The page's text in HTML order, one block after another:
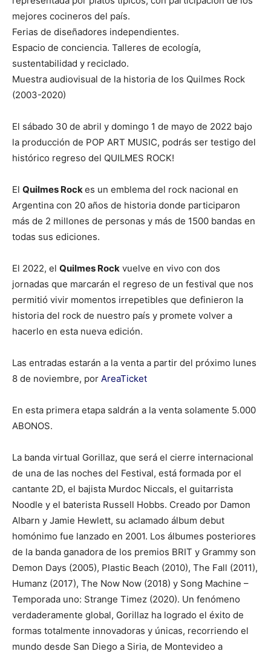
mejores cocineros del país.
Ferias de diseñadores independientes.
Espacio de conciencia. Talleres de ecología,
sustentabilidad y reciclado.
Muestra audiovisual de la historia de los Quilmes Rock
(2003-2020)
El sábado 30 de abril y domingo 1 de mayo de 2022 bajo
la producción de POP ART MUSIC, podrás ser testigo del
histórico regreso del QUILMES ROCK!
El Quilmes Rockes un emblema del rock nacional en
Argentina con 20 años de historia donde participaron
más de 2 millones de personas y más de 1500 bandas en
todas sus ediciones.
El 2022, el Quilmes Rock vuelve en vivo con dos
jornadas que marcarán el regreso de un festival que nos
permitió vivir momentos irrepetibles que definieron la
historia del rock de nuestro país y promete volver a
hacerlo en esta nueva edición.
Las entradas estarán a la venta a partir del próximo lunes
8 de noviembre, por AreaTicket
En esta primera etapa saldrán a la venta solamente 5.000
ABONOS.
La banda virtual Gorillaz, que será el cierre internacional
de una de las noches del Festival, está formada por el
cantante 2D, el bajista Murdoc Niccals, el guitarrista
Noodle y el baterista Russell Hobbs. Creado por Damon
Albarn y Jamie Hewlett, su aclamado álbum debut
homónimo fue lanzado en 2001. Los álbumes posteriores
de la banda ganadora de los premios BRIT y Grammy son
Demon Days (2005), Plastic Beach (2010), The Fall (2011),
Humanz (2017), The Now Now (2018) y Song Machine –
Temporada uno: Strange Timez (2020). Un fenómeno
verdaderamente global, Gorillaz ha logrado el éxito de
formas totalmente innovadoras y únicas, recorriendo el
mundo desde San Diego a Siria, de Montevideo a